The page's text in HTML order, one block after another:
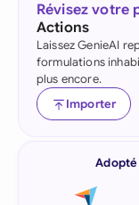
Révisez votre
Actions
Laissez GenieAI
formulations
plus encore.
Importer